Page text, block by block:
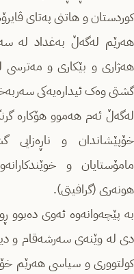
کوردستان و هاتنی پەتای
هەرێم لەگەڵ بەغداد لە
هەژاری و بێکاری و مەترسی
گشتی وەک ئیدارەیەکی
لەگەڵ ئەم هەموو هۆکارە
خۆپێشاندان و ناڕەزایی
مامۆستایان و
هونەری (گرافیتی).
بە پێچەوانەوە ئەوی دەبوو
دی لە وێنەی سەرشەقام و
کولتووری و سیاسی هەرێم